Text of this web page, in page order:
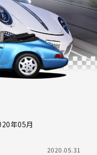
年05月
2020.05.31